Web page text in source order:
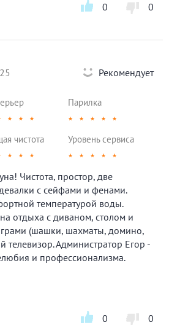
0 0
Рекомендует
★ ★ ★
Парилка
★ ★ ★ ★ ★
чистота
★ ★ ★
Уровень сервиса
★ ★ ★ ★ ★
Чистота, простор, две
с сейфами и фенами.
температурой воды.
отдыха с диваном, столом и
(шашки, шахматы, домино,
телевизор. Администратор Егор -
и профессионализма.
0 0